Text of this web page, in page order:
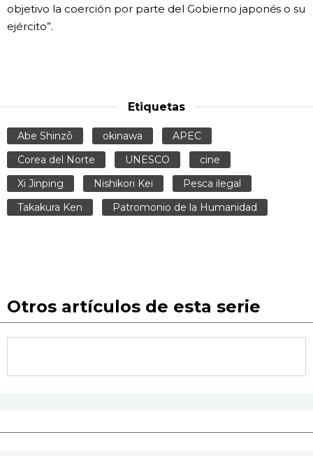
objetivo la coerción por parte del Gobierno japonés o su
ejército”.
Etiquetas
Abe Shinzō okinawa
APEC
Corea del Norte
UNESCO
cine
Xi Jinping
Nishikori Kei
Pesca ilegal
Takakura Ken
Patromonio de la Humanidad
Otros artículos de esta serie